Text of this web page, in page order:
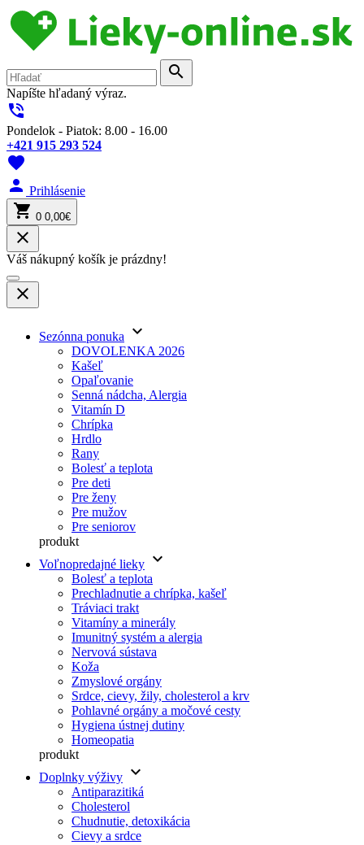
search
Napíšte hľadaný výraz.
phone_in_talk
Pondelok - Piatok: 8.00 - 16.00
+421 915 293 524
favorite
person Prihlásenie
shopping_cart 0 0,00€
close
Váš nákupný košík je prázdny!
close
Sezónna ponuka keyboard_arrow_down
DOVOLENKA 2026
Kašeľ
Opaľovanie
Senná nádcha, Alergia
Vitamín D
Chrípka
Hrdlo
Rany
Bolesť a teplota
Pre deti
Pre ženy
Pre mužov
Pre seniorov
produkt
Voľnopredajné lieky keyboard_arrow_down
Bolesť a teplota
Prechladnutie a chrípka, kašeľ
Tráviaci trakt
Vitamíny a minerály
Imunitný systém a alergia
Nervová sústava
Koža
Zmyslové orgány
Srdce, cievy, žily, cholesterol a krv
Pohlavné orgány a močové cesty
Hygiena ústnej dutiny
Homeopatia
produkt
Doplnky výživy keyboard_arrow_down
Antiparazitiká
Cholesterol
Chudnutie, detoxikácia
Cievy a srdce